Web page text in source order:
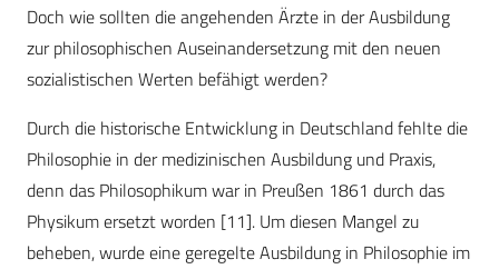
Doch wie sollten die angehenden Ärzte in der Ausbildung
zur philosophischen Auseinandersetzung mit den neuen
sozialistischen Werten befähigt werden?
Durch die historische Entwicklung in Deutschland fehlte die
Philosophie in der medizinischen Ausbildung und Praxis,
denn das Philosophikum war in Preußen 1861 durch das
Physikum ersetzt worden [11]. Um diesen Mangel zu
beheben, wurde eine geregelte Ausbildung in Philosophie im